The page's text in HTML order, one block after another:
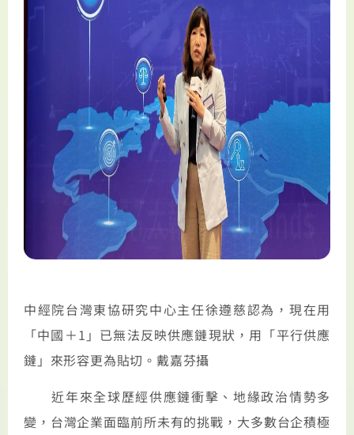
中經院台灣東協研究中心主任徐遵慈認為，現在用
「中國＋1」已無法反映供應鏈現狀，用「平行供應
鏈」來形容更為貼切。戴嘉芬攝
近年來全球歷經供應鏈衝擊、地緣政治情勢多
變，台灣企業面臨前所未有的挑戰，大多數台企積極